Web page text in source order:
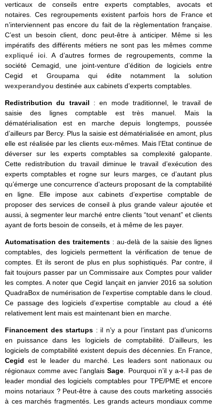
verticaux de conseils entre experts comptables, avocats et
notaires. Ces regroupements existent parfois hors de France et
n’interviennent pas encore du fait de la règlementation française.
C’est un besoin client, donc peut-être à anticiper. Même si les
impératifs des différents métiers ne sont pas les mêmes comme
expliqué ici. A d’autres formes de regroupements, comme la
société Cemagid, une joint-venture d’édition de logiciels entre
Cegid et Groupama qui édite notamment la solution
wexperandyou destinée aux cabinets d’experts comptables.
Redistribution du travail : en mode traditionnel, le travail de
saisie des lignes comptable est très manuel. Mais la
dématérialisation est en marche depuis longtemps, poussée
d’ailleurs par Bercy. Plus la saisie est dématérialisée en amont, plus
elle est réalisée par les clients eux-mêmes. Mais l’Etat continue de
déverser sur les experts comptables sa complexité galopante.
Cette redistribution du travail diminue le travail d’exécution des
experts comptables et rogne sur leurs marges, ce d’autant plus
qu’émerge une concurrence d’acteurs proposant de la comptabilité
en ligne. Elle impose aux cabinets d’expertise comptable de
proposer des services de conseil à plus grande valeur ajoutée et
aussi, à segmenter leur marché entre clients “tout venant” et clients
ayant de forts besoin de conseils, et à même de les payer.
Automatisation des traitements : au-delà de la saisie des lignes
comptables, des logiciels permettent la vérification de tenue de
comptes. Et ils seront de plus en plus sophistiqués. Par contre, il
fait toujours passer par un Commissaire aux Comptes pour valider
les comptes. A noter que Cegid lançait en janvier 2016 sa solution
QuadraBox de numérisation de l’expertise comptable dans le cloud.
Ce passage des logiciels d’expertise comptable au cloud a été
relativement lent mais est maintenant bien en marche.
Financement des startups : il n’y a pour l’instant pas d’unicorns
en puissance dans les logiciels de comptabilité. D’ailleurs, les
logiciels de comptabilité existent depuis des décennies. En France,
Cegid est le leader du marché. Les leaders sont nationaux ou
régionaux comme avec l’anglaisSage. Pourquoi n’il y a-t-il pas de
leader mondial des logiciels comptables pour TPE/PME et encore
moins notariaux ? Peut-être à cause des couts marketing associés
à ces marchés fragmentés. Les grands acteurs mondiaux comme